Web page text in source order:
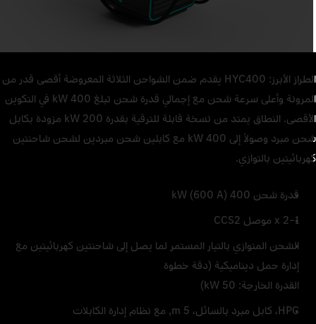
الطراز الأبرز: HYC400 يقدم ضمن الشواحن الثلاثة المعروضة أقصى قدر من
المرونة وأعلى سرعة شحن مع إجمالي قدرة شحن تبلغ 400 kW في التكوين
الأقصى. النطاق يمتد من نسخة قابلة للترقية بقدرة 200 kW مزودة بكابل
شحن مبرد وصولاً إلى 400 kW مع كابلين شحن مبردين لشحن شاحنتين
بالتوازي.
قدرة شحن 400 kW (600 A)
1–2 x موصل CCS2
الشحن المتوازي بالتيار المستمر لما يصل إلى شاحنتين كهربائيتين مع
إدارة حمل ديناميكية (دقة خطوة
القدرة الخارجة: 50 kW)
HPC، كابل مبرد بالسائل، 5 m, مع نظام إدارة الكابلات